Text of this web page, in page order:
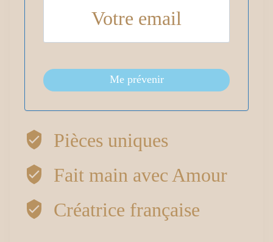
Me prévenir
Pièces uniques
Fait main avec Amour
Créatrice française